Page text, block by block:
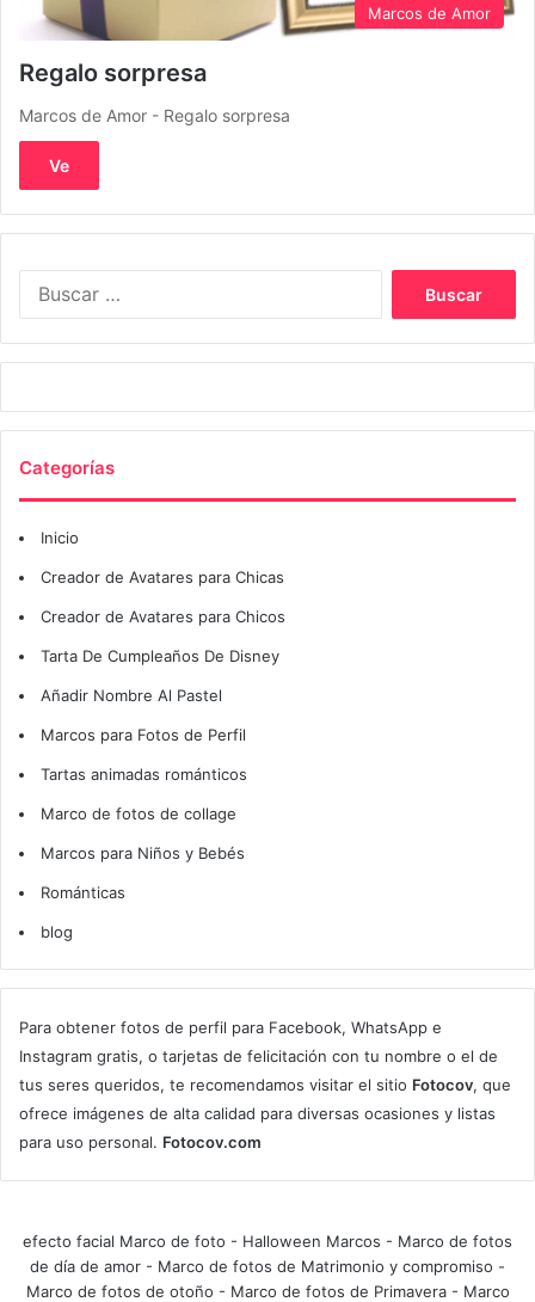
Marcos de Amor
Regalo sorpresa
Marcos de Amor - Regalo sorpresa
Ve
Categorías
Inicio
Creador de Avatares para Chicas
Creador de Avatares para Chicos
Tarta De Cumpleaños De Disney
Añadir Nombre Al Pastel
Marcos para Fotos de Perfil
Tartas animadas románticos
Marco de fotos de collage
Marcos para Niños y Bebés
Románticas
blog
Para obtener fotos de perfil para Facebook, WhatsApp e
Instagram gratis, o tarjetas de felicitación con tu nombre o el de
tus seres queridos, te recomendamos visitar el sitio Fotocov, que
ofrece imágenes de alta calidad para diversas ocasiones y listas
para uso personal. Fotocov.com
efecto facial Marco de foto - Halloween Marcos - Marco de fotos
de día de amor - Marco de fotos de Matrimonio y compromiso -
Marco de fotos de otoño - Marco de fotos de Primavera- Marco